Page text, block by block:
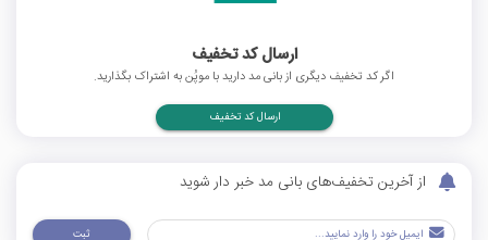
ارسال کد تخفیف
اگر کد تخفیف دیگری از بانی مد دارید با موپُن به اشتراک بگذارید.
ارسال کد تخفیف
از آخرین تخفیف‌های بانی مد خبر دار شوید
ثبت